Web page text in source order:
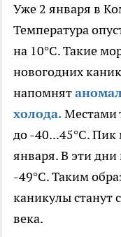
Уже 2 января в
Температура
на 10°С. Такие
новогодних
напомнят
холода.Местами
до -40...45°С. Пик
января. В эти дни
-49°С. Таким
каникулы станут
века.